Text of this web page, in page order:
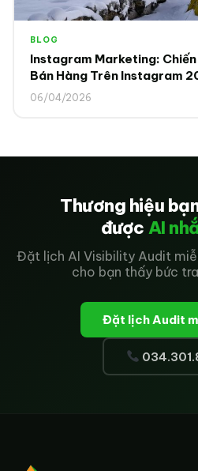
BLOG
Instagram Marketing:
Bán Hàng Trên Instagram
06/04/2026
Thương hiệu
được AI
Đặt lịch AI Visibility Audit
cho bạn thấy bức
Đặt lịch Audit